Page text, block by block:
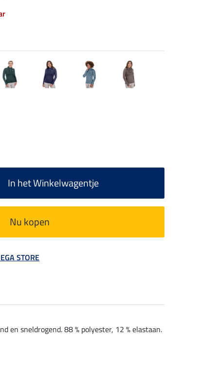
In het Winkelwagentje
Nu kopen
STORE
sneldrogend. 88 % polyester, 12 % elastaan.